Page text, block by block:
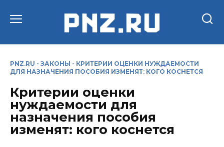
PNZ.RU - ЗАКОНЫ - КРИТЕРИИ ОЦЕНКИ НУЖДАЕМОСТИ
ДЛЯ НАЗНАЧЕНИЯ ПОСОБИЯ ИЗМЕНЯТ: КОГО КОСНЕТСЯ
Критерии оценки
нуждаемости для
назначения пособия
изменят: кого коснется